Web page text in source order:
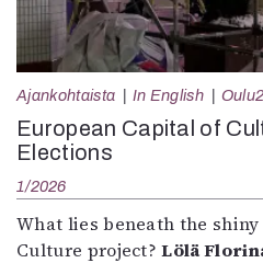
Ajankohtaista In English
European Capital of
Elections
1/2026
What lies beneath the
Culture project?Lölä